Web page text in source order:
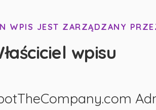
WPIS JEST ZARZĄDZANY
wpisu